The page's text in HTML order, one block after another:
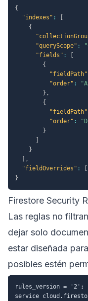
{
"indexes" :
{
"queryScope" :
"fields" :
{
"fieldPath"
"order" :
} ,
{
"fieldPath"
"order" :
}
}
,
"fieldOverrides" :
}
Firestore Security
Las reglas no
dejar solo
estar diseñada
posibles estén
rules_version = '2';
service